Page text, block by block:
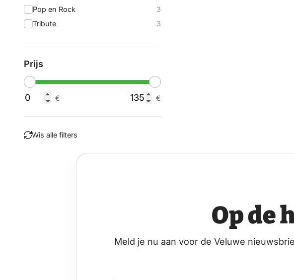
Pop en Rock
3
Tribute
3
Prijs
Van € Tot €
Wis alle filters
Op de
Meld je nu aan voor de Veluwe